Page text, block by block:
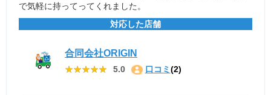
で気軽に持ってってくれました。
対応した店舗
合同会社ORIGIN
★★★★★
★★★★★ 5.0 口コミ (2)